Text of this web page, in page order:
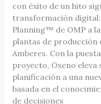
con éxito de un hito
transformación
Planning™ de OMP a
plantas de producción
Amberes. Con la
proyecto, Oxeno eleva
planificación a una
basada en el
de decisiones